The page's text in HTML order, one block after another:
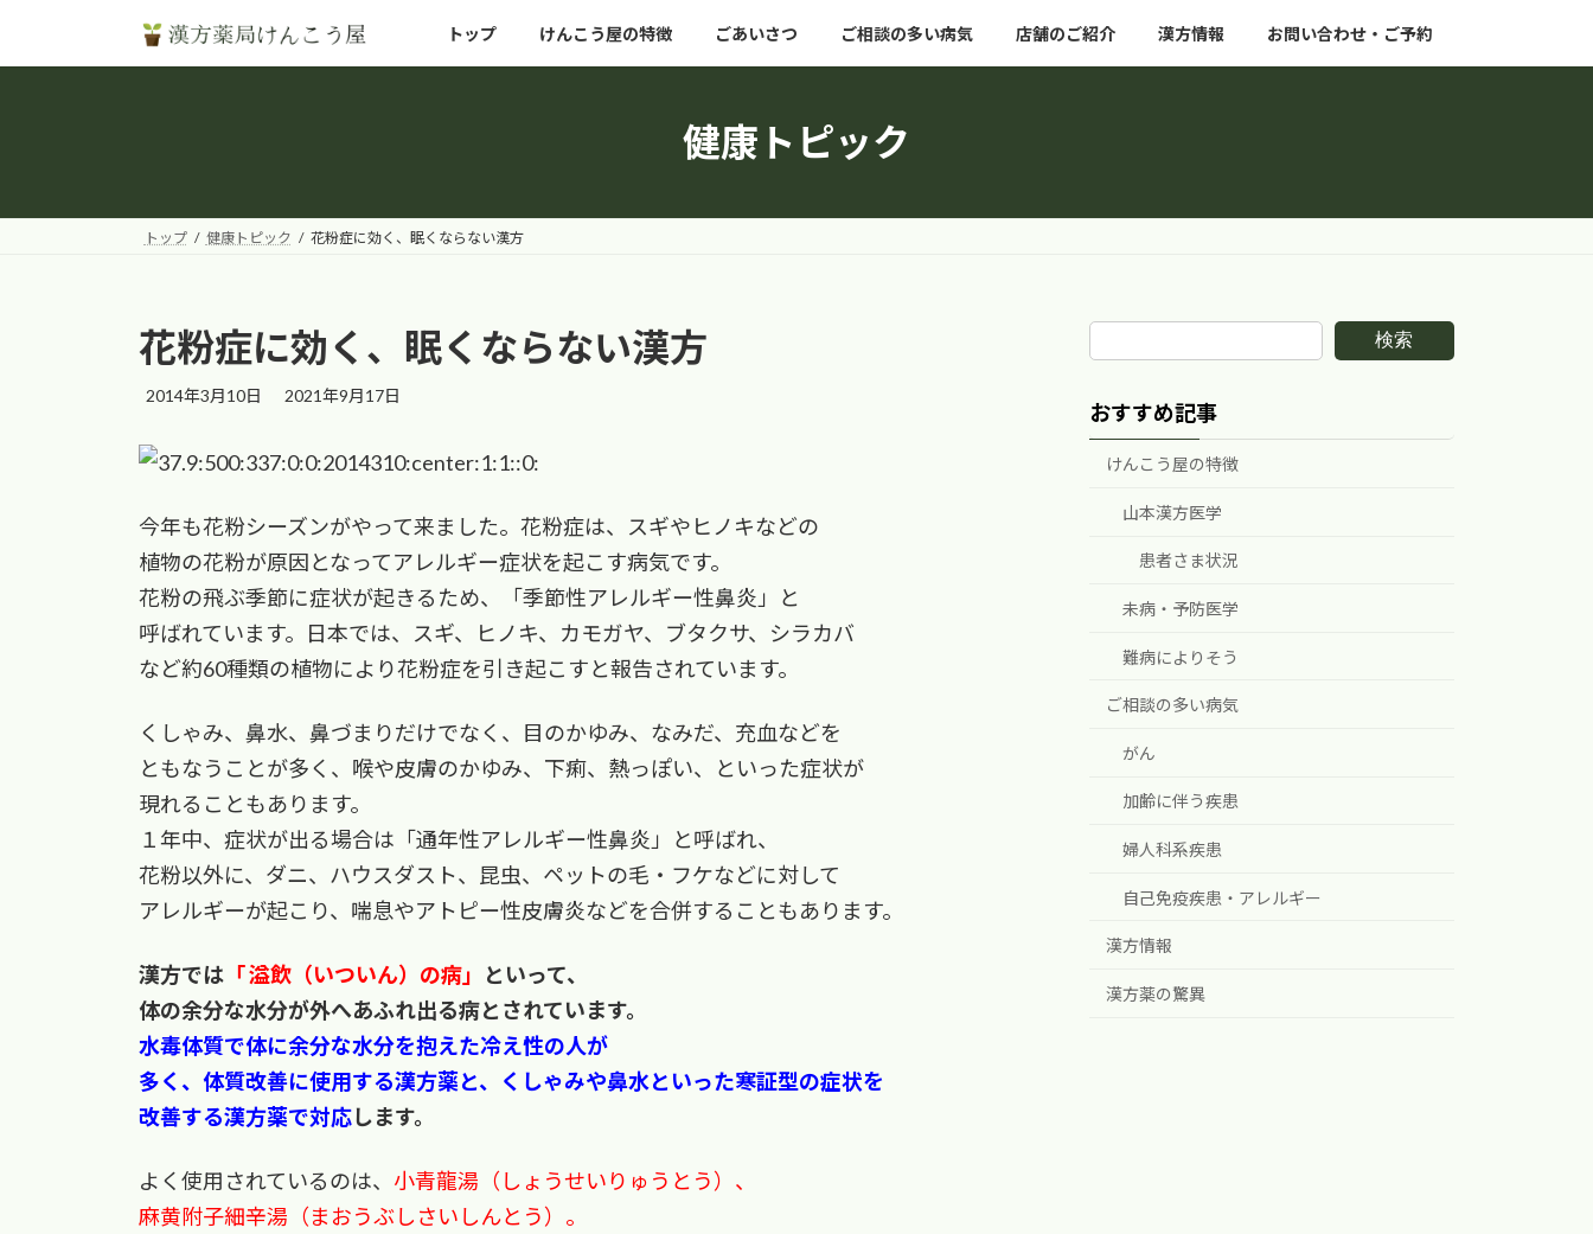
テ
キ
ゲ
に
トップ けんこう屋の特徴 ごあいさつ ご相談の多い病気 店舗のご紹介 漢方情報 お問い合わせ・ご予約
健康トピック
トップ 健康トピック 花粉症に効く、眠くならない漢方
花粉症に効く、眠くならない漢方
2014年3月10日
最
新
:
2021年9月17日
今年も花粉シーズンがやって来ました。花粉症は、スギやヒノキなどの
植物の花粉が原因となってアレルギー症状を起こす病気です。
花粉の飛ぶ季節に症状が起きるため、「季節性アレルギー性鼻炎」と
呼ばれています。日本では、スギ、ヒノキ、カモガヤ、ブタクサ、シラカバ
など約60種類の植物により花粉症を引き起こすと報告されています。
くしゃみ、鼻水、鼻づまりだけでなく、目のかゆみ、なみだ、充血などを
ともなうことが多く、喉や皮膚のかゆみ、下痢、熱っぽい、といった症状が
現れることもあります。
１年中、症状が出る場合は「通年性アレルギー性鼻炎」と呼ばれ、
花粉以外に、ダニ、ハウスダスト、昆虫、ペットの毛・フケなどに対して
アレルギーが起こり、喘息やアトピー性皮膚炎などを合併することもあります。
漢方では 「 溢飲（いついん）の病」
といって、
体の余分な水分が外へあふれ出る病とされています。
水毒体質で体に余分な水分を抱えた冷え性の人が
多く、体質改善に使用する漢方薬と、くしゃみや鼻水といった寒証型の症状を
改善する漢方薬で対応します。
よく使用されているのは、 小青龍湯（しょうせいりゅうとう）、
麻黄附子細辛湯（まおうぶしさいしんとう）。
検索
おすすめ記事
けんこう屋の特徴
山本漢方医学
患者さま状況
未病・予防医学
難病によりそう
ご相談の多い病気
がん
加齢に伴う疾患
婦人科系疾患
自己免疫疾患・アレルギー
漢方情報
漢方薬の驚異